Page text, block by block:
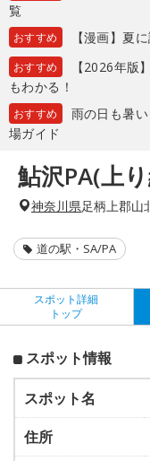
覧
おすすめ 【漫画】夏
おすすめ
【2026年版
もわかる！
おすすめ
雨の日も暑
場ガイド
鮎沢PA(上
神奈川県足柄上郡山
道の駅・SA/PA
スポット詳細
トップ
スポット情報
スポット名
住所